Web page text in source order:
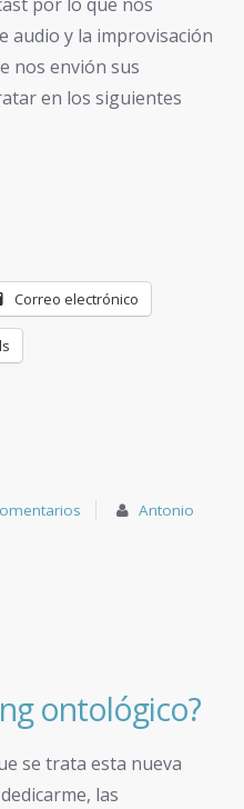
audio y la improvisación
nos envión sus
en los siguientes
Correo electrónico
Antonio
ontológico?
se trata esta nueva
las